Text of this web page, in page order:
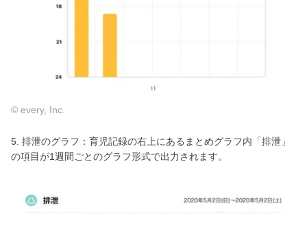
© every, Inc.
5. 排泄のグラフ：育児記録の右上にあるまとめグラフ内「排泄」
の項目が1週間ごとのグラフ形式で出力されます。